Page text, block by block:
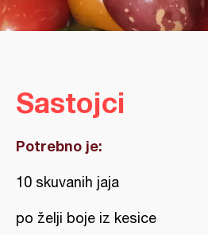
Sastojci
Potrebno je:
10 skuvanih jaja
po želji boje iz kesice